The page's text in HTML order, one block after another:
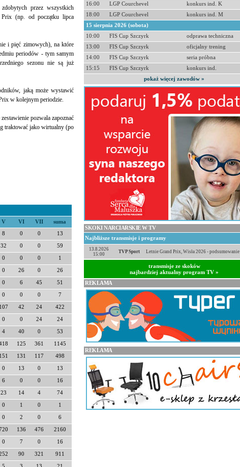
przez wszystkich
(np. od początku lipca
i pięć zimowych), na które
periodów - tym samym
sezonu nie są już
jaką może wystawić
w kolejnym periodzie.
pozwala zapoznać
traktować jako wirtualny (po
V VI VII suma
8 0 0 13
32 0 0 59
0 0 0 1
0 26 0 26
0 6 45 51
0 0 0 7
107 42 24 422
0 0 24 24
4 40 0 53
125 361 1145
151 131 117 498
0 13 0 13
6 0 0 16
23 14 4 74
0 1 0 1
0 2 0 6
136 476 2160
0 7 0 16
90 321 911
16:00
LGP Courchevel
konkurs ind. K
18:00
LGP Courchevel
konkurs ind. M
15 sierpnia 2026 (sobota)
10:00
FIS Cup Szczyrk
odprawa techniczna
13:00
FIS Cup Szczyrk
oficjalny trening
14:00
FIS Cup Szczyrk
seria próbna
15:15
FIS Cup Szczyrk
konkurs ind.
pokaż więcej zawodów »
SKOKI NARCIARSKIE W TV
Najbliższe transmisje i programy
13.8.2026
15:00
TVP Sport Letnie Grand Prix, Wisła 2026 - podsumowanie
transmisje ze skoków
najbardziej aktualny program TV »
REKLAMA
REKLAMA